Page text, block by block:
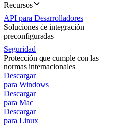
Recursos
API para Desarrolladores
Soluciones de integración
preconfiguradas
Seguridad
Protección que cumple con las
normas internacionales
Descargar
para Windows
Descargar
para Mac
Descargar
para Linux